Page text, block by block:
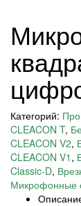
Категорий:
CLEACON T,
CLEACON V2,
CLEACON V1 ,
Classic-D,
Микрофонные